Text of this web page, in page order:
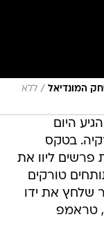
המונדיאל / ללא
היום
בטקס
ליוו את
טורקים
שלחץ את ידו
טראמפ